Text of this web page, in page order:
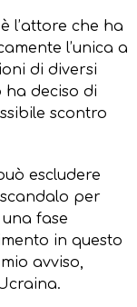
l’attore che ha
l’unica a
di diversi
ha deciso di
scontro
escludere
per
fase
in questo
avviso,